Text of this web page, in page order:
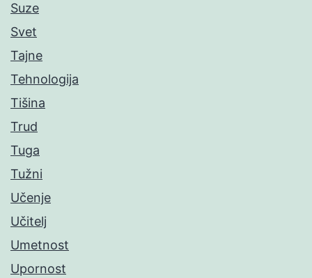
Suze
Svet
Tajne
Tehnologija
Tišina
Trud
Tuga
Tužni
Učenje
Učitelj
Umetnost
Upornost